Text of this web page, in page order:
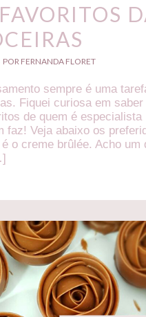
POR FERNANDA FLORET
sempre é uma
Fiquei curiosa em
de quem é especialista
faz! Veja abaixo os
o creme brûlée. Acho um